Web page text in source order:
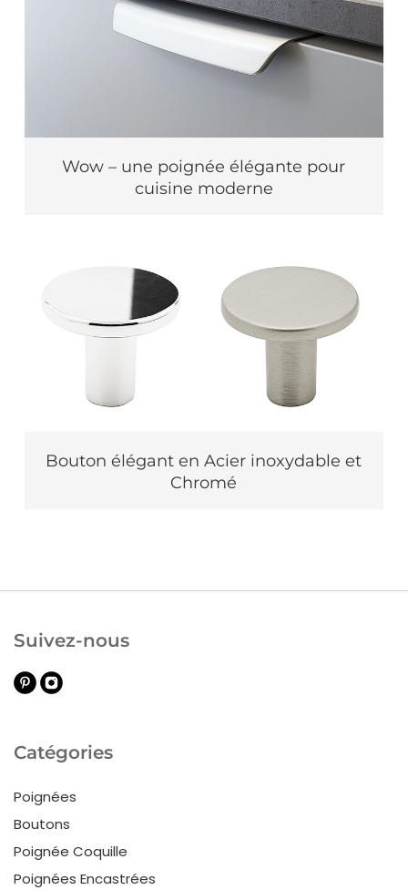
Wow – une poignée élégante pour
cuisine moderne
Bouton élégant en Acier inoxydable et
Chromé
Catégories
Poignées
Boutons
Poignée Coquille
Poignées Encastrées
Suivez-nous